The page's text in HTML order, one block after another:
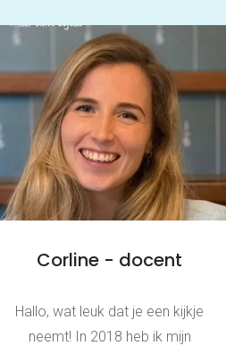
Thuis
Dyslexie
Biologie
Duits
Corline - docent
Hallo, wat leuk dat je een kijkje
neemt! In 2018 heb ik mijn